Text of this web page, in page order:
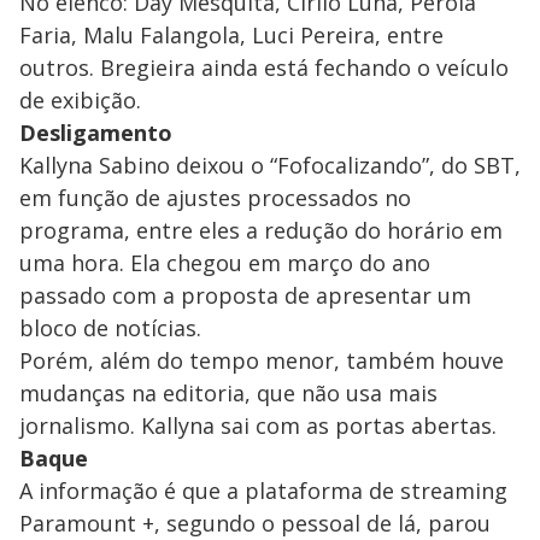
Faria, Malu Falangola, Luci Pereira, entre
outros. Bregieira ainda está fechando o veículo
de exibição.
Desligamento
Kallyna Sabino deixou o “Fofocalizando”, do SBT,
em função de ajustes processados no
programa, entre eles a redução do horário em
uma hora. Ela chegou em março do ano
passado com a proposta de apresentar um
bloco de notícias.
Porém, além do tempo menor, também houve
mudanças na editoria, que não usa mais
jornalismo. Kallyna sai com as portas abertas.
Baque
A informação é que a plataforma de streaming
Paramount +, segundo o pessoal de lá, parou